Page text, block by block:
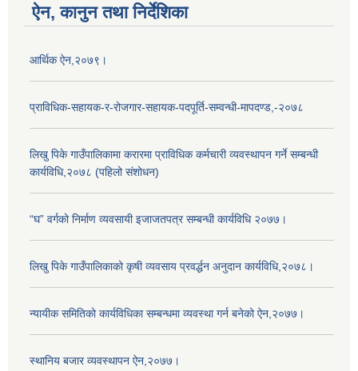
ऐन, कानुन तथा निर्देशिका
आर्थिक ऐन,२०७९।
प्राविधिक-सहायक-र-रोजगार-सहायक-पदपूर्ति-सम्वन्धी-मापदण्ड,-२०७८
लिखु पिके गाउँपालिकामा करारमा प्राविधिक कर्मचारी व्यवस्थापन गर्ने सम्बन्धी
कार्यविधि,२०७८ (पहिलो संशोधन)
“घ” वर्गको निर्माण व्यवसायी इजाजतपत्र सम्बन्धी कार्यविधि २०७७।
लिखु पिके गाउँपालिकाको कृषी व्यवसाय प्रवर्द्धन अनुदान कार्यविधि,२०७८।
न्यायीक समितिको कार्यविधिका सम्बन्धमा व्यवस्था गर्न बनेको ऐन,२०७७।
स्थानिय बजार व्यवस्थापन ऐन,२०७७।